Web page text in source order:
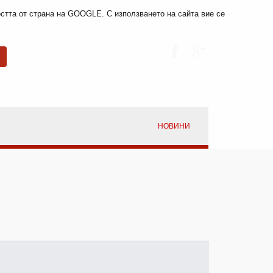
от страна на GOOGLE. С използването на сайта вие се
НОВИНИ